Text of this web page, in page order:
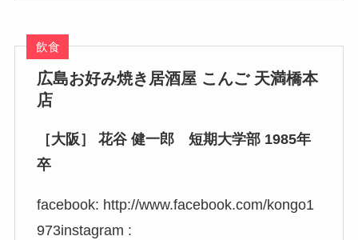
飲食
広島お好み焼き居酒屋 こんご 天満橋本
店
［大阪］ 花谷 健一郎 短期大学部 1985年
卒
facebook: http://www.facebook.com/kongo1
973instagram :